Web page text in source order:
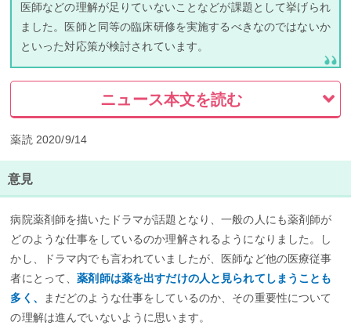
医師などの理解が足りていないことなどが課題として挙げられ
ました。医師と同等の臨床研修を実施するべきなのではないか
といった対応策が検討されています。
ニュース本文を読む
薬読 2020/9/14
意見
病院薬剤師を描いたドラマが話題となり、一般の人にも薬剤師が
どのような仕事をしているのか理解されるようになりました。し
かし、ドラマ内でも言われていましたが、医師など他の医療従事
者にとって、薬剤師は薬を出すだけの人と見られてしまうことも
多く、
まだどのような仕事をしているのか、その重要性について
の理解は進んでいないように思います。